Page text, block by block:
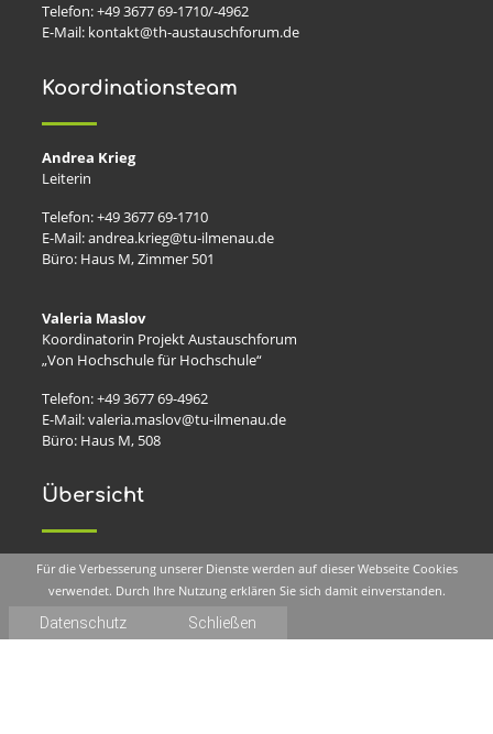
Telefon: +49 3677 69-1710/-4962
E-Mail: kontakt@th-austauschforum.de
Koordinationsteam
Andrea Krieg
Leiterin
Telefon: +49 3677 69-1710
E-Mail: andrea.krieg@tu-ilmenau.de
Büro: Haus M, Zimmer 501
Valeria Maslov
Koordinatorin Projekt Austauschforum
„Von Hochschule für Hochschule“
Telefon: +49 3677 69-4962
E-Mail: valeria.maslov@tu-ilmenau.de
Büro: Haus M, 508
Übersicht
Angebote
Arbeitstreffen
Themen
Für die Verbesserung unserer Dienste werden auf dieser Webseite Cookies
verwendet. Durch Ihre Nutzung erklären Sie sich damit einverstanden.
Datenschutz Schließen